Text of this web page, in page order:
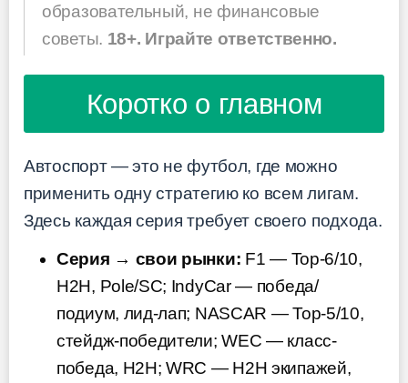
образовательный, не финансовые
советы. 18+. Играйте ответственно.
Коротко о главном
Автоспорт — это не футбол, где можно
применить одну стратегию ко всем лигам.
Здесь каждая серия требует своего подхода.
Серия → свои рынки: F1 — Top-6/10,
H2H, Pole/SC; IndyCar — победа/
подиум, лид-лап; NASCAR — Top-5/10,
стейдж-победители; WEC — класс-
победа, H2H; WRC — H2H экипажей,